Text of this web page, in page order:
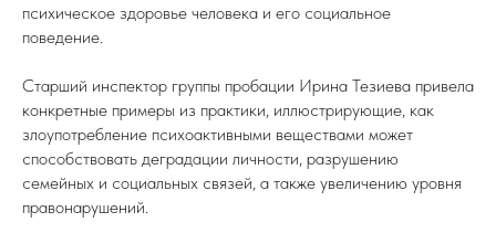
психическое здоровье человека и его социальное
поведение.
Старший инспектор группы пробации Ирина Тезиева привела
конкретные примеры из практики, иллюстрирующие, как
злоупотребление психоактивными веществами может
способствовать деградации личности, разрушению
семейных и социальных связей, а также увеличению уровня
правонарушений.